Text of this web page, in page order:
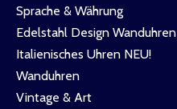
Sprache & Währung
Edelstahl Design Wanduhren
Italienisches Uhren NEU!
Wanduhren
Vintage & Art